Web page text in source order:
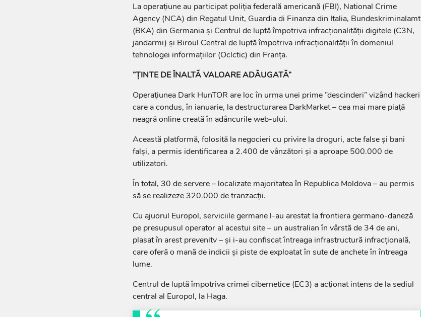
La operaţiune au participat poliţia federală americană (FBI), National Crime
Agency (NCA) din Regatul Unit, Guardia di Finanza din Italia, Bundeskriminalamt
(BKA) din Germania şi Centrul de luptă împotriva infracţionalităţii digitele (C3N,
jandarmi) şi Biroul Central de luptă împotriva infracţionalităţii în domeniul
tehnologei informaţiilor (Oclctic) din Franţa.
”ŢINTE DE ÎNALTĂ VALOARE ADĂUGATĂ”
Operaţiunea Dark HunTOR are loc în urma unei prime ”descinderi” vizând hackeri
care a condus, în ianuarie, la destructurarea DarkMarket – cea mai mare piaţă
neagră online creată în adâncurile web-ului.
Această platformă, folosită la negocieri cu privire la droguri, acte false şi bani
falşi, a permis identificarea a 2.400 de vânzători şi a aproape 500.000 de
utilizatori.
În total, 30 de servere – localizate majoritatea în Republica Moldova – au permis
să se realizeze 320.000 de tranzacţii.
Cu ajuorul Europol, serviciile germane l-au arestat la frontiera germano-daneză
pe presupusul operator al acestui site – un australian în vârstă de 34 de ani,
plasat în arest prevenitv – şi i-au confiscat întreaga infrastructură infracţională,
care oferă o mană de indicii şi piste de exploatat în sute de anchete în întreaga
lume.
Centrul de luptă împotriva crimei cibernetice (EC3) a acţionat intens de la sediul
central al Europol, la Haga.